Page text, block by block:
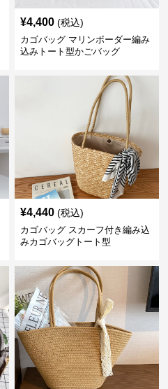
¥4,400 (税込)
カゴバッグ マリンボーダー編み
込みトート型かごバッグ
¥4,440 (税込)
カゴバッグ スカーフ付き編み込
みカゴバッグトート型